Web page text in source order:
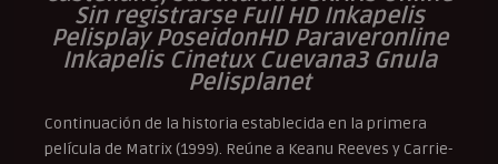
Sin registrarse Full HD Inkapelis
Pelisplay PoseidonHD Paraveronline
Inkapelis Cinetux Cuevana3 Gnula
Pelisplanet
Continuación de la historia establecida en la primera
película de Matrix (1999). Reúne a Keanu Reeves y Carrie-